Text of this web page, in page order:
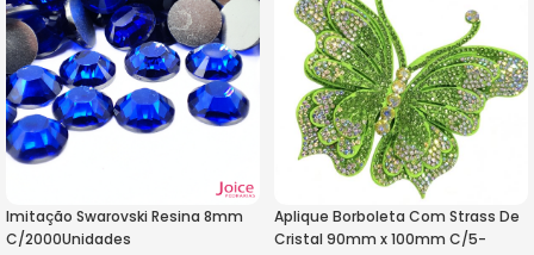
Imitação Swarovski Resina 8mm
C/2000Unidades
Aplique Borboleta Com Strass De
Cristal 90mm x 100mm C/5-